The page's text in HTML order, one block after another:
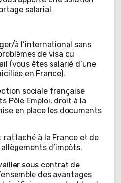
salarial.
à l’international sans
de visa ou
(vous êtes salarié d’une
en France).
sociale française
Pôle Emploi, droit à la
en place les documents
rattaché à la France et de
d’impôts.
sous contrat de
des avantages